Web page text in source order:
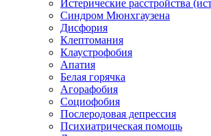
Истерические расстройства
Синдром Мюнхгаузена
Дисфория
Клептомания
Клаустрофобия
Апатия
Белая горячка
Агорафобия
Социофобия
Послеродовая депрессия
Психиатрическая помощь